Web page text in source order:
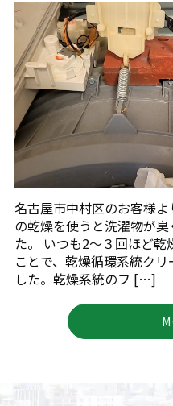
名古屋市中村区のお客様
の乾燥を使うと洗濯物が
た。 いつも2～３回ほど
ことで、乾燥循環系統ク
した。乾燥系統のフ […]